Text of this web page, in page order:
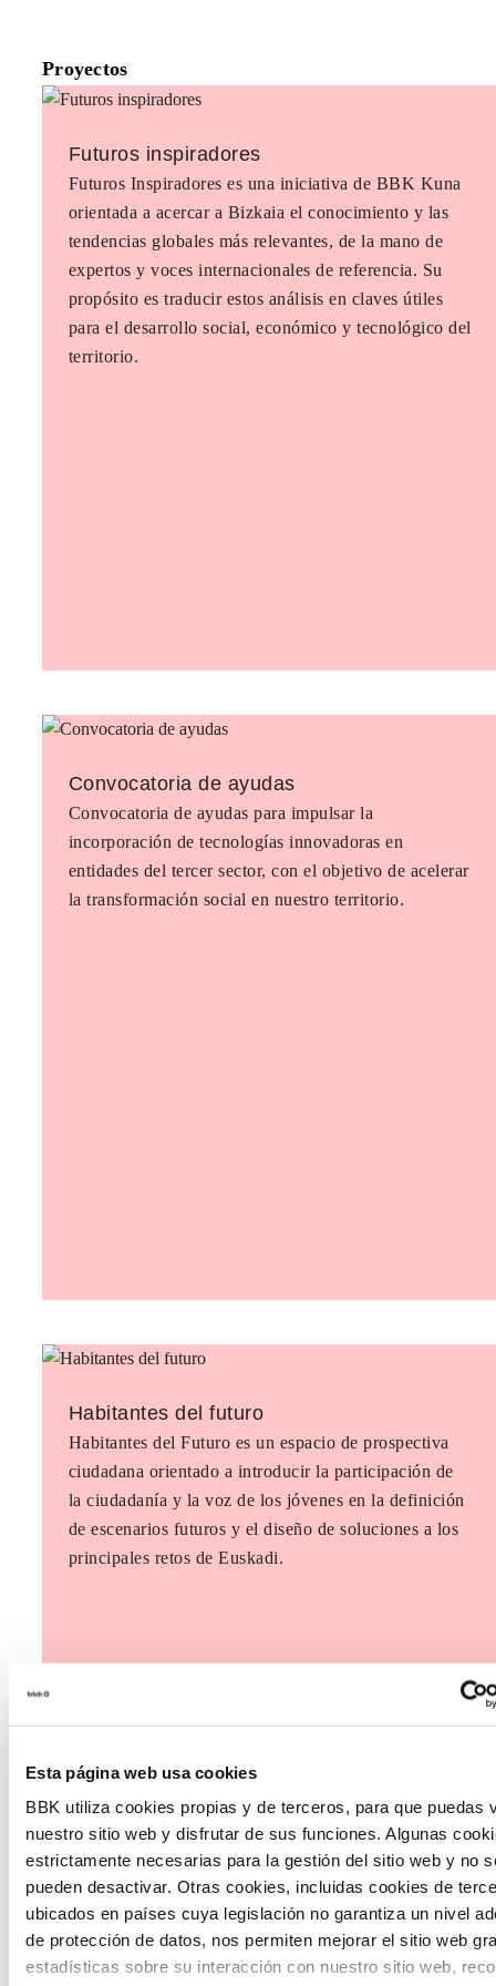
Esta página web usa cookies
BBK utiliza cookies propias y de terceros, para que puedas
nuestro sitio web y disfrutar de sus funciones. Algunas
estrictamente necesarias para la gestión del sitio web y no
pueden desactivar. Otras cookies, incluidas cookies de
ubicados en países cuya legislación no garantiza un nivel
de protección de datos, nos permiten mejorar el sitio web
estadísticas sobre su interacción con nuestro sitio web,
Proyectos
Futuros inspiradores
Futuros Inspiradores es una iniciativa de BBK Kuna
orientada a acercar a Bizkaia el conocimiento y las
tendencias globales más relevantes, de la mano de
expertos y voces internacionales de referencia. Su
propósito es traducir estos análisis en claves útiles
para el desarrollo social, económico y tecnológico del
territorio.
Convocatoria de ayudas
Convocatoria de ayudas para impulsar la
incorporación de tecnologías innovadoras en
entidades del tercer sector, con el objetivo de acelerar
la transformación social en nuestro territorio.
Habitantes del futuro
Habitantes del Futuro es un espacio de prospectiva
ciudadana orientado a introducir la participación de
la ciudadanía y la voz de los jóvenes en la definición
de escenarios futuros y el diseño de soluciones a los
principales retos de Euskadi.